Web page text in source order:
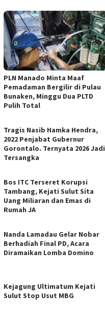
PLN Manado Minta Maaf
Pemadaman Bergilir di Pulau
Bunaken, Minggu Dua PLTD
Pulih Total
Tragis Nasib Hamka Hendra,
2022 Penjabat Gubernur
Gorontalo. Ternyata 2026 Jadi
Tersangka
Bos ITC Terseret Korupsi
Tambang, Kejati Sulut Sita
Uang Miliaran dan Emas di
Rumah JA
Nanda Lamadau Gelar Nobar
Berhadiah Final PD, Acara
Diramaikan Lomba Domino
Kejagung Ultimatum Kejati
Sulut Stop Usut MBG